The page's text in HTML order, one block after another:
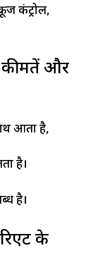
कंट्रोल,
और
आता है,
है।
है।
के